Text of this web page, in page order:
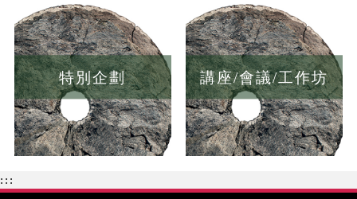
特別企劃 講座/會議/工作坊
:::